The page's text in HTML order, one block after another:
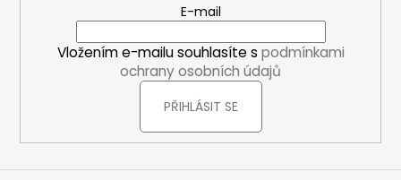
E-mail
Vložením e-mailu souhlasíte s podmínkami
ochrany osobních údajů
PŘIHLÁSIT SE